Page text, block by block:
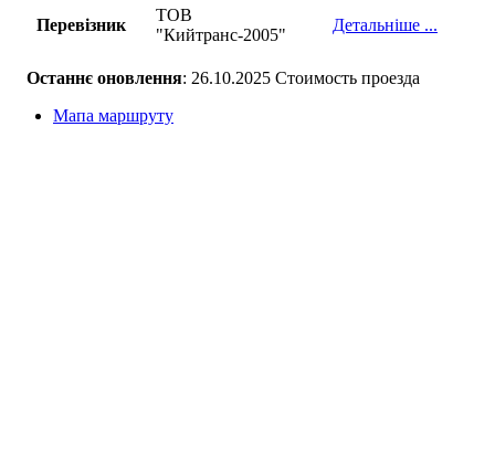
Перевізник
ТОВ
"Кийтранс-2005"
Детальніше ...
Останнє оновлення: 26.10.2025 Стоимость проезда
Мапа маршруту